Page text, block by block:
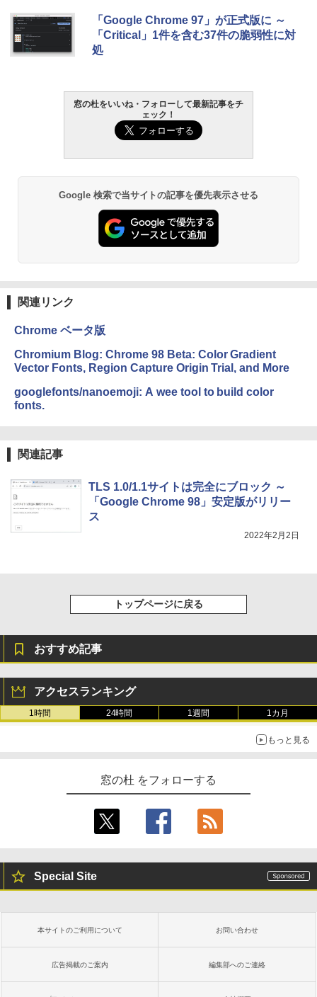
Robloxギフトカード - 800 Robux 【限
定バーチャルアイテムを含む】 【オンラ
インゲームコード】 ロブロックス | オン
Microsoft Office Home & Business 202
4(最新 永続版)|オンラインコード版|Wind
ows11、10/mac対応|PC2台
Robloxギフトカード - 2,000 Robux 【限
定バーチャルアイテムを含む】 【オンラ
インゲームコード】 ロブロックス | オン
ラインコード版
￥1,600
生成AIパスポート公式テキスト 第４版
￥1,766
AIイラスト表現辞典: 思い通りの絵を引き
出す プロンプトの言葉 AI画像生成シリー
ズ (はぴーイラストLabo)
ClaudeCode いちばんやさしい 教科書:
方 マニュアル AI副業にもコンテンツ作成
にもKindle出版にも！ 非エンジニアのた
めのAIコーディング入門シリーズ
￥2,326
FM TOWNS ハイパー・カタログ: 本体ハ
Amazon Kindle Paperwhite (16GB) 7イ
ンチディスプレイ、色調調節ライト、12
週間持続バッテリー、広告なし、ブラッ
Amazon Kindle - 目に優しい、かさばら
ない、大きな画面で読みやすい、6週間持
続バッテリー、6インチディスプレイ電子
￥16,980
Kindle Paperwhite シグニチャーエディ
ション (32GB) 7インチディスプレイ、明
ージ、防水、7インチカラーディスプレ
イ、色調調節ライト、最大8週間持続バッ
売)
レージ、ノート機能搭載、明るさ自動調
整、色調調節ライト、プレミアムペン付
き、グラファイト
「Google Chrome 97」が正式版に ～
「Critical」1件を含む37件の脆弱性に対
処
窓の杜をいいね・フォローして最新記事をチ
ェック！
Google 検索で当サイトの記事を優先表示させる
関連リンク
Chrome ベータ版
Chromium Blog: Chrome 98 Beta: Color Gradient
Vector Fonts, Region Capture Origin Trial, and More
googlefonts/nanoemoji: A wee tool to build color
fonts.
関連記事
TLS 1.0/1.1サイトは完全にブロック ～
「Google Chrome 98」安定版がリリー
ス
2022年2月2日
トップページに戻る
おすすめ記事
アクセスランキング
1時間 24時間 1週間 1カ月
もっと見る
窓の杜 をフォローする
Special Site
本サイトのご利用について お問い合わせ
広告掲載のご案内 編集部へのご連絡